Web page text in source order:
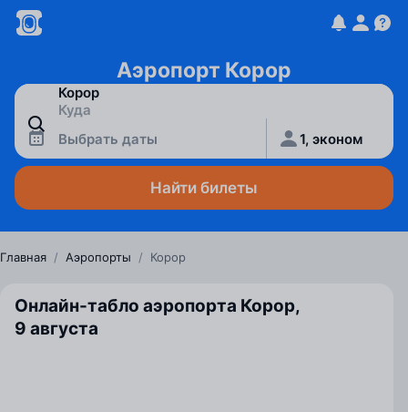
Аэропорт Корор
Выбрать даты 1, эконом
Найти билеты
Главная / Аэропорты / Корор
Онлайн-табло аэропорта Корор,
9 августа